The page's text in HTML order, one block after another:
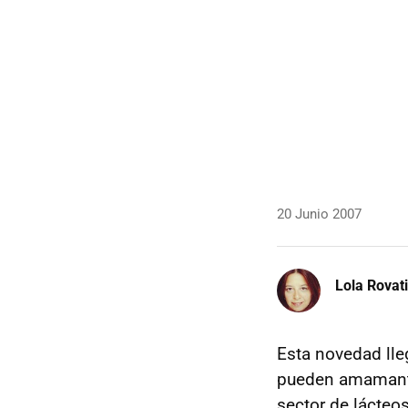
20 Junio 2007
Lola Rovati
Esta novedad
pueden